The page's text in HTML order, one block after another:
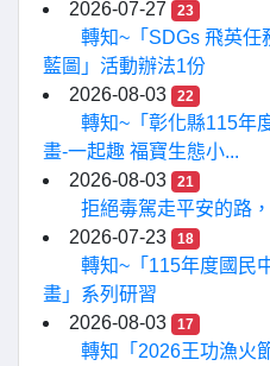
2026-07-27
23
轉知~「SDGs 飛英任
藍圖」活動辦法1份
2026-08-03
22
轉知~「彰化縣115年
畫-一起趣 福寶生態小...
2026-08-03
21
拒絕毒駕走平安的路
2026-07-23
18
轉知~「115年度國民
畫」系列研習
2026-08-03
17
轉知「2026王功漁火